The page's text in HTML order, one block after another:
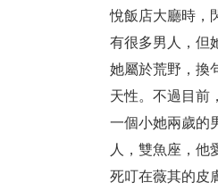
悅飯店大廳時，
有很多男人，但
她屬於荒野，換
天性。不過目前
一個小她兩歲的
人，雙魚座，他
死叮在薇其的皮